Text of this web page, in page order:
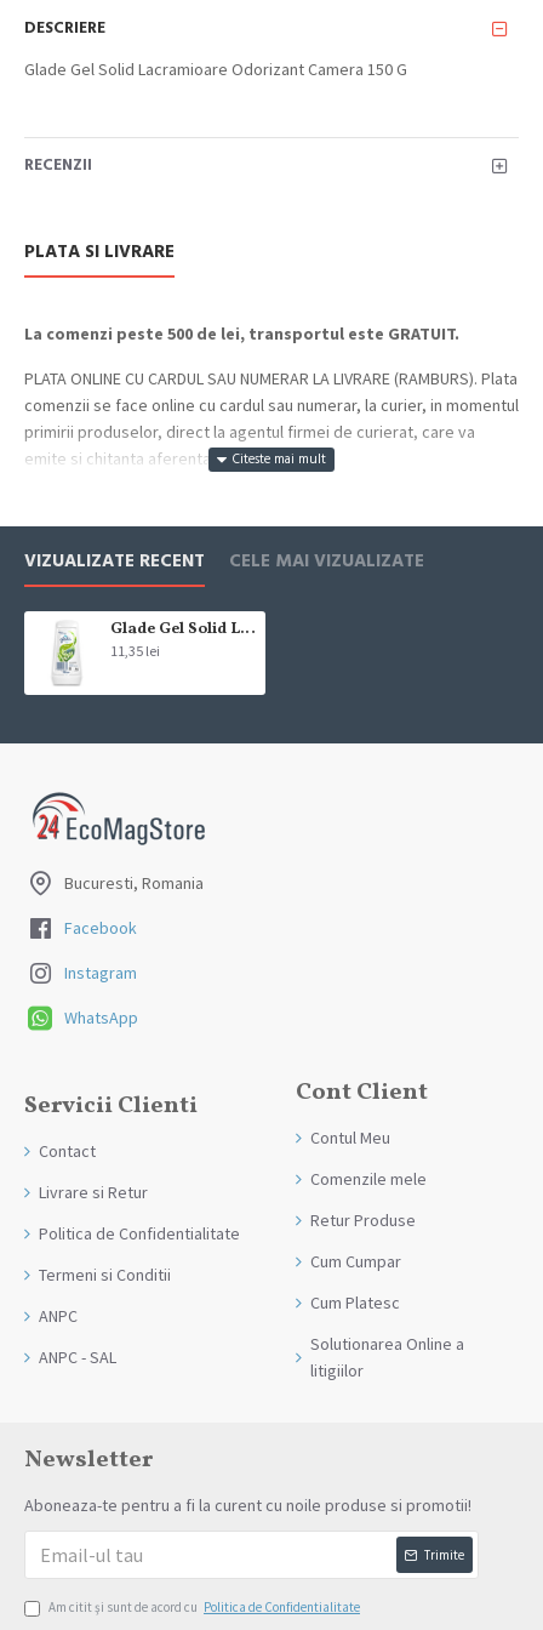
DESCRIERE
Glade Gel Solid Lacramioare Odorizant Camera 150 G
RECENZII
PLATA SI LIVRARE
La comenzi peste 500 de lei, transportul este GRATUIT.
PLATA ONLINE CU CARDUL SAU NUMERAR LA LIVRARE (RAMBURS). Plata
comenzii se face online cu cardul sau numerar, la curier, in momentul
primirii produselor, direct la agentul firmei de curierat, care va
emite si chitanta aferenta incasarii.
pana in ora 12:00 de luni pana vineri. In cazul in care comanda a fost
facuta dupa ora 12:00, sambata sau duminica ne angajam sa
trimitem comanda in prima zi lucratoare.
termen aproximativ de livrare, in functie de urgenta ta
In cazul aparitiei unor intarzieri, vei fi instiintat prin email.
Produsele sunt livrate la adresa specificata de tine ca adresa de
livrare in momentul plasarii comenzii.
VIZUALIZATE RECENT CELE MAI VIZUALIZATE
Glade Gel Solid Lacramioare Odorizant Camera 150 G
11,35 lei
Bucuresti, Romania
Facebook
Instagram
WhatsApp
Servicii Clienti
Contact
Livrare si Retur
Politica de Confidentialitate
Termeni si Conditii
ANPC
ANPC - SAL
Cont Client
Contul Meu
Comenzile mele
Retur Produse
Cum Cumpar
Cum Platesc
Solutionarea Online a
litigiilor
Newsletter
Aboneaza-te pentru a fi la curent cu noile produse si promotii!
Trimite
Am citit şi sunt de acord cu Politica de Confidentialitate